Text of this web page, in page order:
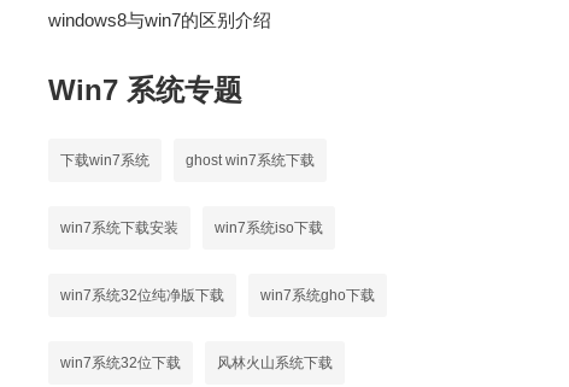
windows8与win7的区别介绍
Win7 系统专题
下载win7系统 ghost win7系统下载
win7系统下载安装 win7系统iso下载
win7系统32位纯净版下载 win7系统gho下载
win7系统32位下载 风林火山系统下载